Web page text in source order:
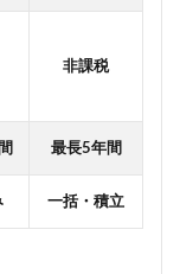
非課税
最長5年間
一括・積立